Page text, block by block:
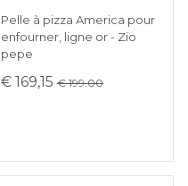
Pelle à pizza America pour
enfourner, ligne or - Zio
pepe
€ 169,15 € 199.00